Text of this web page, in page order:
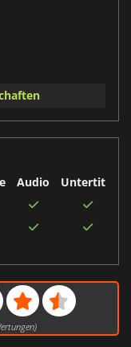
Audio
Untertitel